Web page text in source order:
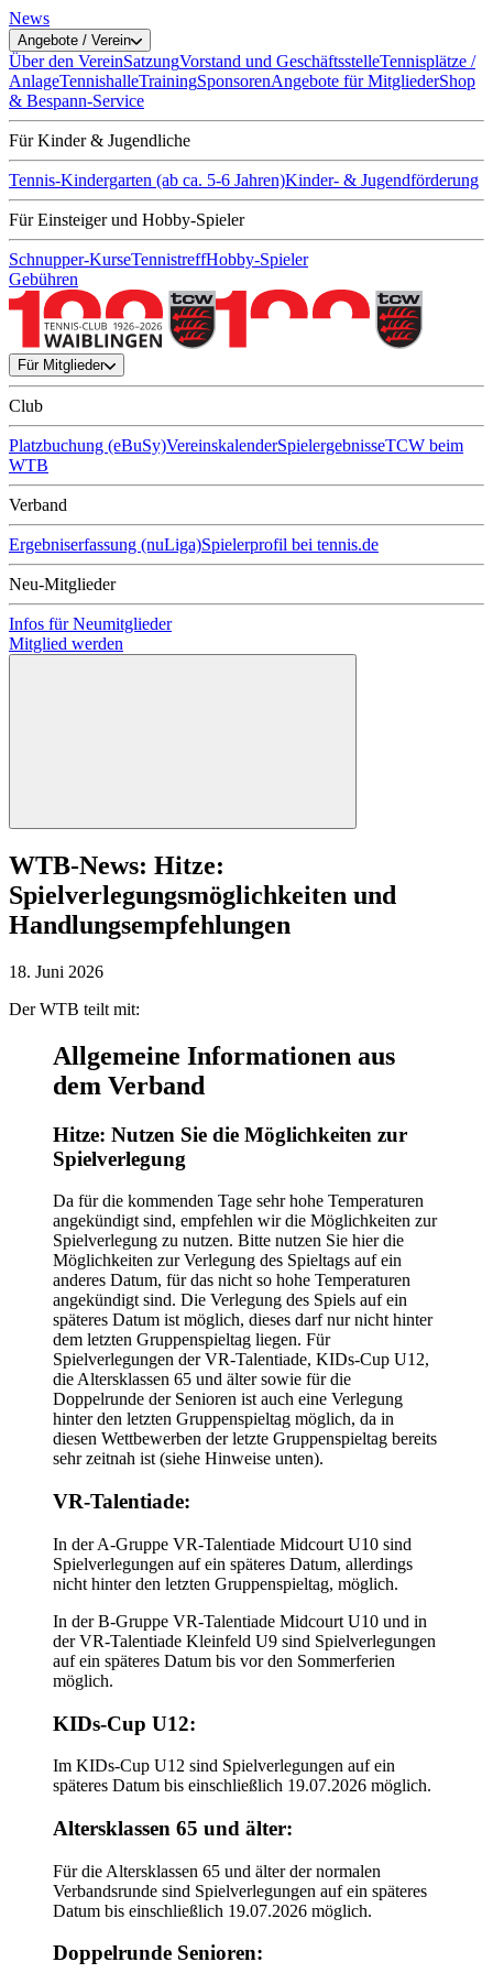
News
Angebote / Verein
Über den VereinSatzungVorstand und GeschäftsstelleTennisplätze /
AnlageTennishalleTrainingSponsorenAngebote für MitgliederShop
& Bespann-Service
Für Kinder & Jugendliche
Tennis-Kindergarten (ab ca. 5-6 Jahren)Kinder- & Jugendförderung
Für Einsteiger und Hobby-Spieler
Schnupper-KurseTennistreffHobby-Spieler
Gebühren
Für Mitglieder
Club
Platzbuchung (eBuSy)VereinskalenderSpielergebnisseTCW beim
WTB
Verband
Ergebniserfassung (nuLiga)Spielerprofil bei tennis.de
Neu-Mitglieder
Infos für Neumitglieder
Mitglied werden
WTB-News: Hitze:
Spielverlegungsmöglichkeiten und
Handlungsempfehlungen
18. Juni 2026
Der WTB teilt mit:
Allgemeine Informationen aus
dem Verband
Hitze: Nutzen Sie die Möglichkeiten zur
Spielverlegung
Da für die kommenden Tage sehr hohe Temperaturen
angekündigt sind, empfehlen wir die Möglichkeiten zur
Spielverlegung zu nutzen. Bitte nutzen Sie hier die
Möglichkeiten zur Verlegung des Spieltags auf ein
anderes Datum, für das nicht so hohe Temperaturen
angekündigt sind. Die Verlegung des Spiels auf ein
späteres Datum ist möglich, dieses darf nur nicht hinter
dem letzten Gruppenspieltag liegen. Für
Spielverlegungen der VR-Talentiade, KIDs-Cup U12,
die Altersklassen 65 und älter sowie für die
Doppelrunde der Senioren ist auch eine Verlegung
hinter den letzten Gruppenspieltag möglich, da in
diesen Wettbewerben der letzte Gruppenspieltag bereits
sehr zeitnah ist (siehe Hinweise unten).
VR-Talentiade:
In der A-Gruppe VR-Talentiade Midcourt U10 sind
Spielverlegungen auf ein späteres Datum, allerdings
nicht hinter den letzten Gruppenspieltag, möglich.
In der B-Gruppe VR-Talentiade Midcourt U10 und in
der VR-Talentiade Kleinfeld U9 sind Spielverlegungen
auf ein späteres Datum bis vor den Sommerferien
möglich.
KIDs-Cup U12:
Im KIDs-Cup U12 sind Spielverlegungen auf ein
späteres Datum bis einschließlich 19.07.2026 möglich.
Altersklassen 65 und älter:
Für die Altersklassen 65 und älter der normalen
Verbandsrunde sind Spielverlegungen auf ein späteres
Datum bis einschließlich 19.07.2026 möglich.
Doppelrunde Senioren: